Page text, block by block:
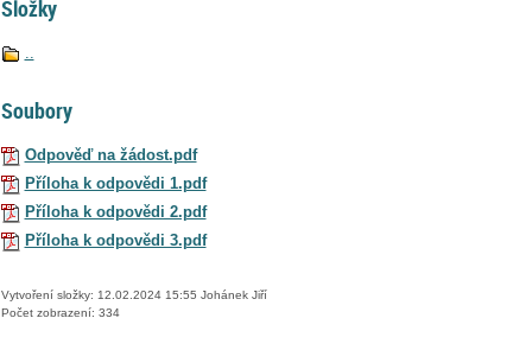
Složky
..
Soubory
Odpověď na žádost.pdf
Příloha k odpovědi 1.pdf
Příloha k odpovědi 2.pdf
Příloha k odpovědi 3.pdf
Vytvoření složky: 12.02.2024 15:55 Johánek Jiří
Počet zobrazení: 334